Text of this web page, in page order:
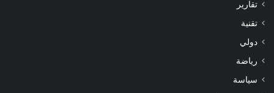
تقارير
تقنية
دولي
رياضة
سياسة